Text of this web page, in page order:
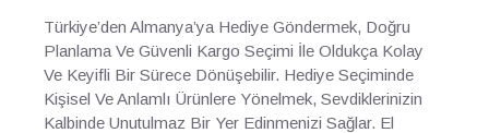
Türkiye’den Almanya’ya Hediye Göndermek, Doğru
Planlama Ve Güvenli Kargo Seçimi İle Oldukça Kolay
Ve Keyifli Bir Sürece Dönüşebilir. Hediye Seçiminde
Kişisel Ve Anlamlı Ürünlere Yönelmek, Sevdiklerinizin
Kalbinde Unutulmaz Bir Yer Edinmenizi Sağlar. El